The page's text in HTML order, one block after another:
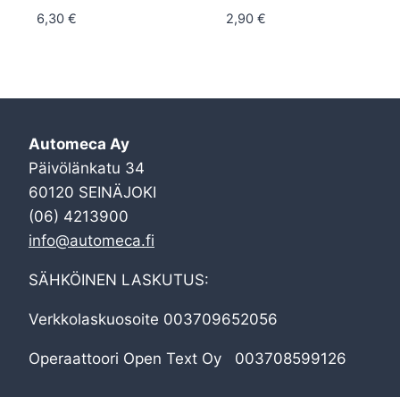
6,30 € 2,90 €
Automeca Ay
Päivölänkatu 34
60120 SEINÄJOKI
(06) 4213900
info@automeca.fi
SÄHKÖINEN LASKUTUS:
Verkkolaskuosoite 003709652056
Operaattoori Open Text Oy 003708599126